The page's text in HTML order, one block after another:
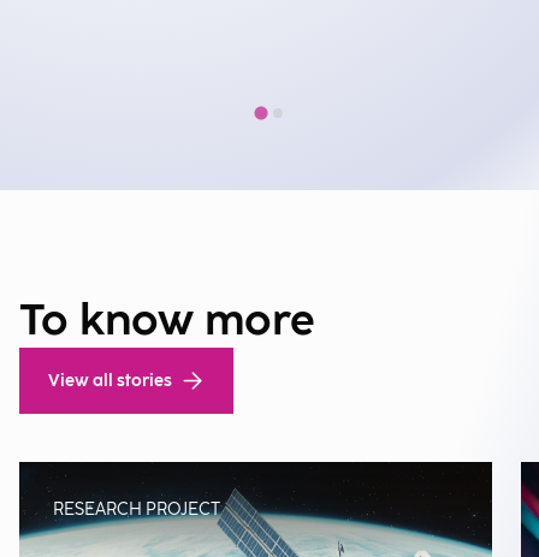
To know more
View all stories
RESEARCH PROJECT